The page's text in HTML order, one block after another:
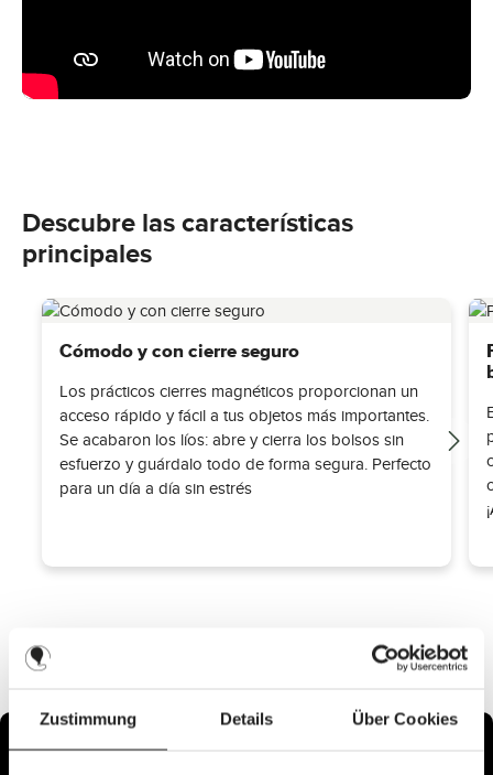
Zustimmung Details Über Cookies
Descubre las características
principales
Cómodo y con cierre seguro
Los prácticos cierres magnéticos proporcionan un
acceso rápido y fácil a tus objetos más importantes.
Se acabaron los líos: abre y cierra los bolsos sin
esfuerzo y guárdalo todo de forma segura. Perfecto
para un día a día sin estrés